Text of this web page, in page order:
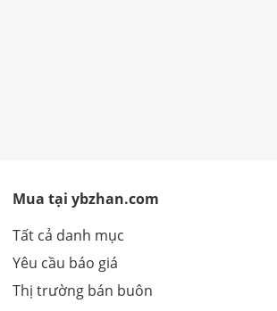
Mua tại ybzhan.com
Tất cả danh mục
Yêu cầu báo giá
Thị trường bán buôn